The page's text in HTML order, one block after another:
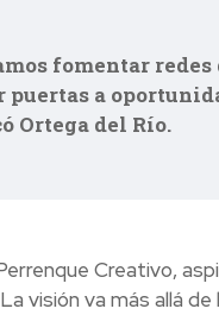
fomentar
puertas a
Ortega del Río.
Creativo,
La visión va más allá